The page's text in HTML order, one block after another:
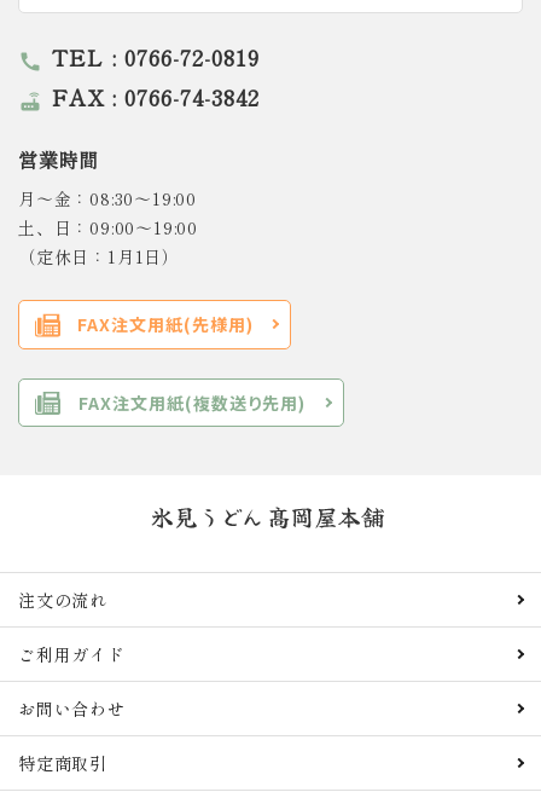
call TEL : 0766-72-0819
router FAX : 0766-74-3842
営業時間
月～金：08:30～19:00
土、日：09:00～19:00
（定休日：1月1日）
FAX注文用紙(先様用)
FAX注文用紙(複数送り先用)
注文の流れ
ご利用ガイド
お問い合わせ
特定商取引